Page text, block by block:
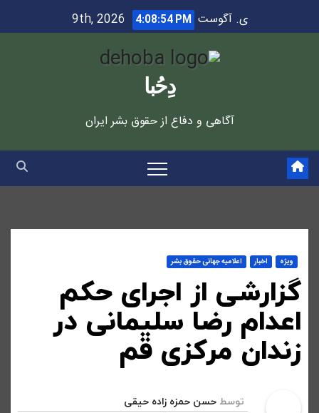
to
ی. آگوست 9th, 2026 4:08:54 PM
دِحُبا
آگاهی و دفاع از حقوق بشر ایران
ویژه اخبار اعلاميه جهانی حقوق بشر
گزارشی از اجرای حکم
اعدام رضا سلیمانی در
زندان مرکزی قم
توسط حسن حمزه زاده حیقی